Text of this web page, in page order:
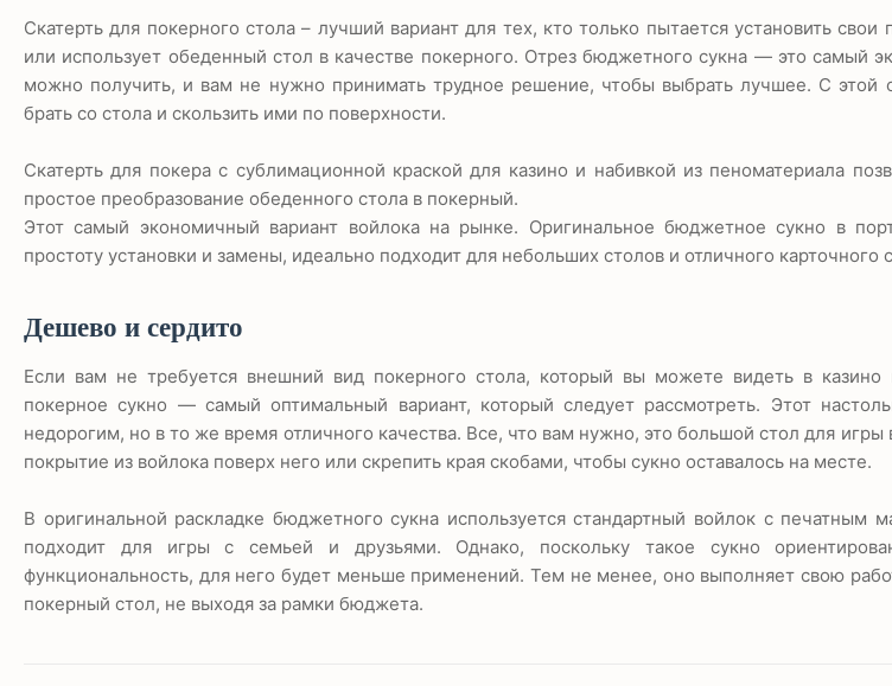
Скатерть для покерного стола – лучший вариант для тех, кто только пытается установить
или использует обеденный стол в качестве покерного. Отрез бюджетного сукна — это самый
можно получить, и вам не нужно принимать трудное решение, чтобы выбрать лучшее. С этой
брать со стола и скользить ими по поверхности.
Скатерть для покера с сублимационной краской для казино и набивкой из пеноматериала
простое преобразование обеденного стола в покерный.
Этот самый экономичный вариант войлока на рынке. Оригинальное бюджетное сукно в
простоту установки и замены, идеально подходит для небольших столов и отличного карточного
Дешево и сердито
Если вам не требуется внешний вид покерного стола, который вы можете видеть в
покерное сукно — самый оптимальный вариант, который следует рассмотреть. Этот
недорогим, но в то же время отличного качества. Все, что вам нужно, это большой стол для
покрытие из войлока поверх него или скрепить края скобами, чтобы сукно оставалось на месте.
В оригинальной раскладке бюджетного сукна используется стандартный войлок с печатным
подходит для игры с семьей и друзьями. Однако, поскольку такое сукно
функциональность, для него будет меньше применений. Тем не менее, оно выполняет свою
покерный стол, не выходя за рамки бюджета.